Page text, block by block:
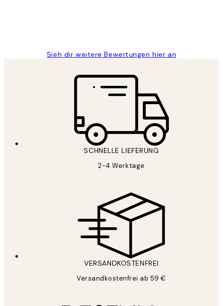
Sieh dir weitere Bewertungen hier an
SCHNELLE LIEFERUNG
2-4 Werktage
VERSANDKOSTENFREI
Versandkostenfrei ab 59 €